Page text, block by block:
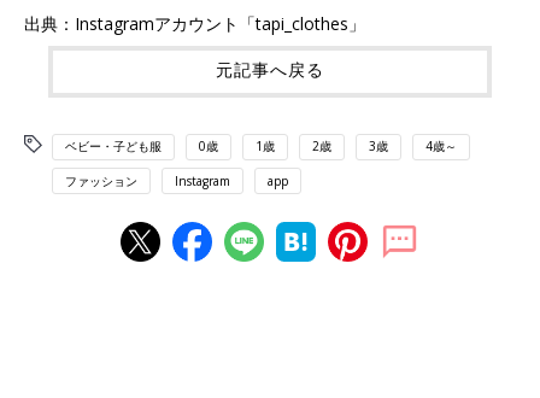
出典：Instagramアカウント「tapi_clothes」
元記事へ戻る
ベビー・子ども服 0歳 1歳 2歳 3歳 4歳～
ファッション Instagram app